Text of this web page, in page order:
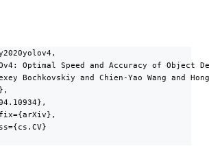
Optimal Speed and Accuracy of Object
Bochkovskiy and Chien-Yao Wang and